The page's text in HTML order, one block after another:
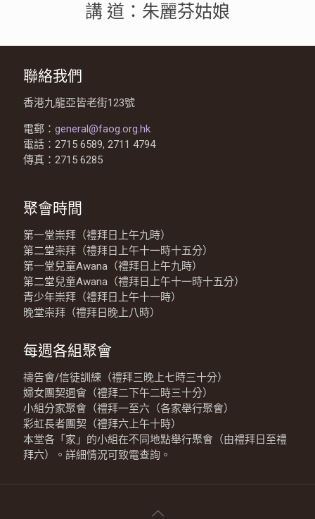
講 道：朱麗芬姑娘
聯絡我們
香港九龍亞皆老街123號
電郵： general@faog.org.hk
電話：2715 6589, 2711 4794
傳真：2715 6285
聚會時間
第一堂崇拜（禮拜日上午九時）
第二堂崇拜（禮拜日上午十一時十五分）
第一堂兒童Awana（禮拜日上午九時）
第二堂兒童Awana（禮拜日上午十一時十五分）
青少年崇拜（禮拜日上午十一時）
晚堂崇拜（禮拜日晚上八時）
每週各組聚會
禱告會/信徒訓練（禮拜三晚上七時三十分）
婦女團契週會（禮拜二下午二時三十分）
小組分家聚會（禮拜一至六（各家舉行聚會）
彩虹長者團契（禮拜六上午十時）
本堂各「家」的小組在不同地點舉行聚會（由禮拜日至禮
拜六）。詳細情況可致電查詢。